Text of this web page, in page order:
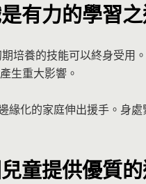
有力的學習
培養的技能可以終身受用
生重大影響。
緣化的家庭伸出援手。身
童提供優質